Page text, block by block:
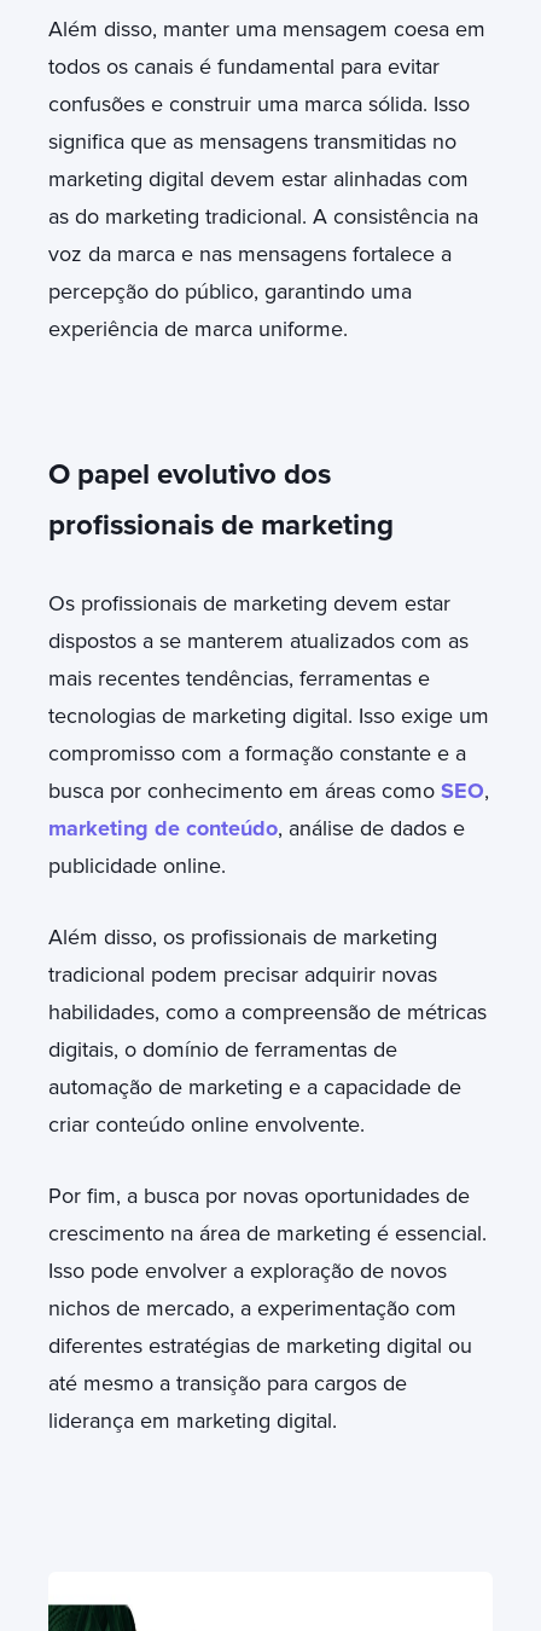
Além disso, manter uma mensagem coesa em
todos os canais é fundamental para evitar
confusões e construir uma marca sólida. Isso
significa que as mensagens transmitidas no
marketing digital devem estar alinhadas com
as do marketing tradicional. A consistência na
voz da marca e nas mensagens fortalece a
percepção do público, garantindo uma
experiência de marca uniforme.
O papel evolutivo dos
profissionais de marketing
Os profissionais de marketing devem estar
dispostos a se manterem atualizados com as
mais recentes tendências, ferramentas e
tecnologias de marketing digital. Isso exige um
compromisso com a formação constante e a
busca por conhecimento em áreas como SEO,
marketing de conteúdo, análise de dados e
publicidade online.
Além disso, os profissionais de marketing
tradicional podem precisar adquirir novas
habilidades, como a compreensão de métricas
digitais, o domínio de ferramentas de
automação de marketing e a capacidade de
criar conteúdo online envolvente.
Por fim, a busca por novas oportunidades de
crescimento na área de marketing é essencial.
Isso pode envolver a exploração de novos
nichos de mercado, a experimentação com
diferentes estratégias de marketing digital ou
até mesmo a transição para cargos de
liderança em marketing digital.